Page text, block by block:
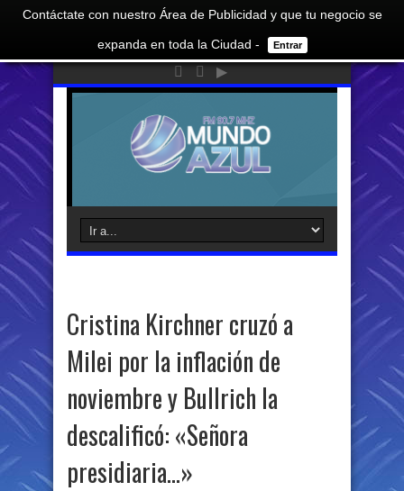
Contáctate con nuestro Área de Publicidad y que tu negocio se
expanda en toda la Ciudad - Entrar
Cristina Kirchner cruzó a
Milei por la inflación de
noviembre y Bullrich la
descalificó: «Señora
presidiaria…»